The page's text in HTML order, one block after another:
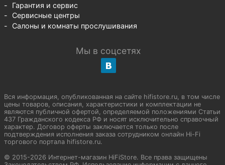
Гарантия и сервис
Сервисные центры
Салоны и комнаты прослушивания
Мы в соцсетях
Вся информация, опубликованная на сайте hifistore.ru, в том числе
цены товаров, описания, характеристики и комплектации не
являются публичной офертой, определяемой положениями Статьи
437 Гражданского кодекса РФ и носят исключительно справочный
характер. Договор оферты заключается только после
подтверждения исполнения заказа сотрудником онлайн Hi-Fi
торгового портала hifistore.ru.
© 2015-2026 Интернет-магазин HiFiStore. Все права защищены